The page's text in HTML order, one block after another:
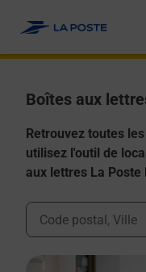
Boîtes aux
Retrouvez toutes
utilisez l'outil de
aux lettres La Poste
Ville, Département,